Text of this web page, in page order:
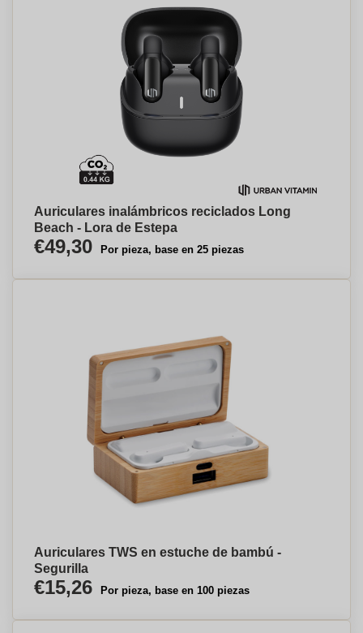
Auriculares inalámbricos reciclados Long
Beach - Lora de Estepa
€49,30 Por pieza, base en 25 piezas
Auriculares TWS en estuche de bambú -
Segurilla
€15,26 Por pieza, base en 100 piezas